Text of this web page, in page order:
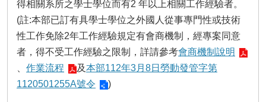
開
放
宣
告
檢
舉
得相關系所之學士學位而有2 年以上相關工作經驗者。
(註:本部已訂有具學士學位之外國人從事專門性或技術
性工作免除2年工作經驗規定有會商機制，經專案同意
者，得不受工作經驗之限制，詳請參考會商機制說明
作業流程 及本部112年3月8日勞動發管字第
1120501255A號令
)